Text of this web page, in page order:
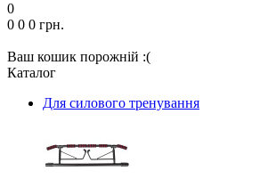
0
0 0 0 грн.
Ваш кошик порожній :(
Каталог
Для силового тренування